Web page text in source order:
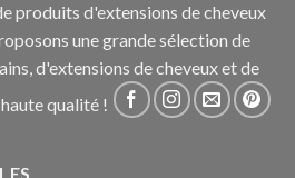
produits d'extensions de cheveux
une grande sélection de
d'extensions de cheveux et de
qualité !